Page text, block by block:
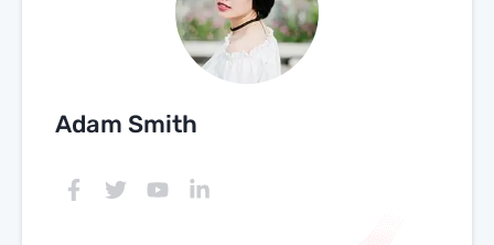
Adam Smith